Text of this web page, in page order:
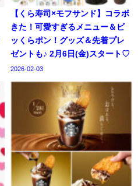
【くら寿司×モフサンド】コラボ
きた！可愛すぎるメニュー＆ビ
ッくらポン！グッズ＆先着プレ
ゼントも♪ 2月6日(金)スタート♡
2026-02-03